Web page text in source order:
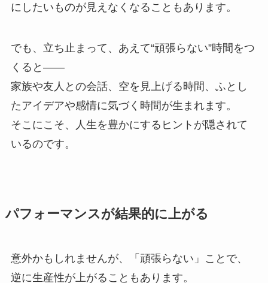
にしたいものが見えなくなることもあります。
でも、立ち止まって、あえて“頑張らない”時間をつ
くると——
家族や友人との会話、空を見上げる時間、ふとし
たアイデアや感情に気づく時間が生まれます。
そこにこそ、人生を豊かにするヒントが隠されて
いるのです。
パフォーマンスが結果的に上がる
意外かもしれませんが、「頑張らない」ことで、
逆に生産性が上がることもあります。